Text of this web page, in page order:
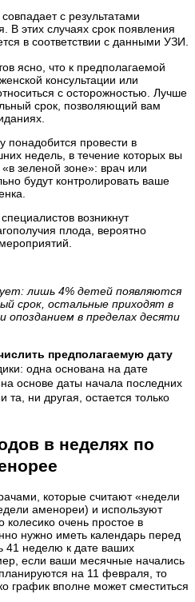
с результатами
В этих случаях срок появления
в соответствии с данными УЗИ.
ясно, что к предполагаемой
консультации или
с осторожностью. Лучше
срок, позволяющий вам
понадобится провести в
недель, в течение которых вы
зеленой зоне»: врач или
будут контролировать ваше
возникнут
плода, вероятно
лишь 4% детей появляются
срок, остальные приходят в
в пределах десяти
предполагаемую дату
одна основана на дате
основе даты начала последних
ни другая, остается только
в неделях по
которые считают «недели
аменореи) и используют
колесико очень простое в
нужно иметь календарь перед
41 неделю к дате ваших
если ваши месячные начались
на 11 февраля, то
график вполне может сместиться